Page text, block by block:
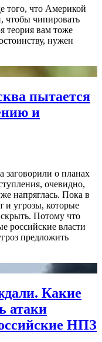
того, что Америкой
чтобы чипировать
теория вам тоже
нужен
пытается
и
о планах
очевидно,
напряглась. Пока в
и угрозы, которые
Потому что
российские власти
предложить
Какие
атаки
НПЗ